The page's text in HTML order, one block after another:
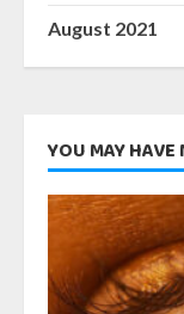
August 2021
YOU MAY HAVE